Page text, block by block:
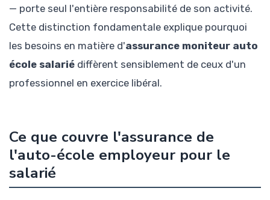
— porte seul l'entière responsabilité de son activité.
Cette distinction fondamentale explique pourquoi
les besoins en matière d'assurance moniteur auto
école salarié diffèrent sensiblement de ceux d'un
professionnel en exercice libéral.
Ce que couvre l'assurance de
l'auto-école employeur pour le
salarié